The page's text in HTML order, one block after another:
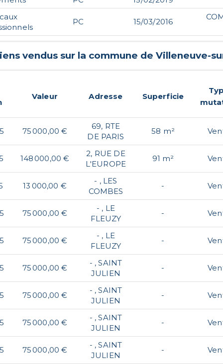
PC 15/03/2016
vendus sur la commune de Villeneuve-
Valeur Adresse Superficie
75 000,00 €
69, RTE
DE PARIS
58 m²
148 000,00 €
2, RUE DE
L'EUROPE
91 m²
13 000,00 €
- , LES
COMBES
-
75 000,00 €
- , LE
FLEUZY
-
75 000,00 €
- , LE
FLEUZY
-
75 000,00 €
- , SAINT
JULIEN
-
75 000,00 €
- , SAINT
JULIEN
-
75 000,00 €
- , SAINT
JULIEN
-
75 000,00 €
- , SAINT
JULIEN
-